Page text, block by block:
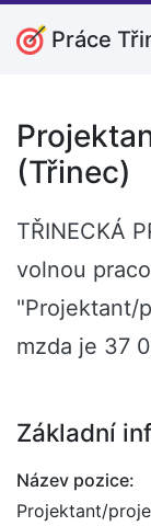
Práce
(Třinec)
TŘINECKÁ
volnou
"Projektant/
mzda je 37
Základní
Název pozice:
Projektant/